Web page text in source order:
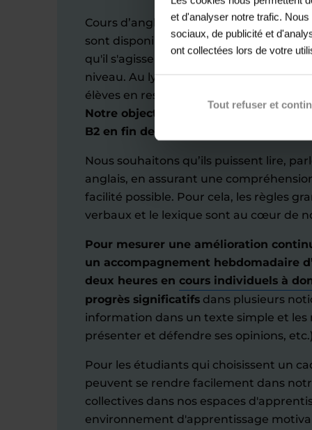
et d'analyser notre trafic.
sociaux, de publicité et
ont collectées lors de votre
Tout refuser et
Cours d’anglais à Fère-en-Tardenois :
sont disponibles pour aider chaque
qu'il s'agisse d’organiser des sessions
niveau. Au lycée, nous ajustons nos
élèves en respectant les programmes
Notre objectif étant d'aider chaque
B2 en fin de terminale.
Nous souhaitons qu’ils puissent lire,
anglais, en assurant une
facilité possible. Pour cela, les règles
verbaux et le lexique sont au cœur de
Pour mesurer une amélioration
un accompagnement hebdomadaire
deux heures en cours individuels à
progrès significatifs dans plusieurs
information dans un texte simple et les
présenter et défendre ses opinions, etc.)
Pour les étudiants qui choisissent un
peuvent se rendre facilement dans
collectives dans nos espaces
environnement d'apprentissage